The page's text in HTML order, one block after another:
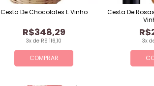
COMPRAR
3x de R$ 116,10
R$348,29
Cesta De Chocolates E Vinho
3x
Cesta De